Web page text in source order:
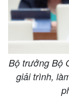
Bộ trưởng Bộ
giải trình,